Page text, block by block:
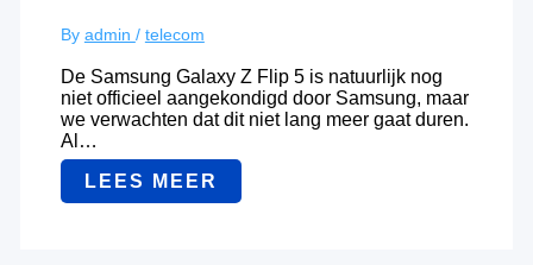
By admin / telecom
De Samsung Galaxy Z Flip 5 is natuurlijk nog
niet officieel aangekondigd door Samsung, maar
we verwachten dat dit niet lang meer gaat duren.
Al…
LEES MEER